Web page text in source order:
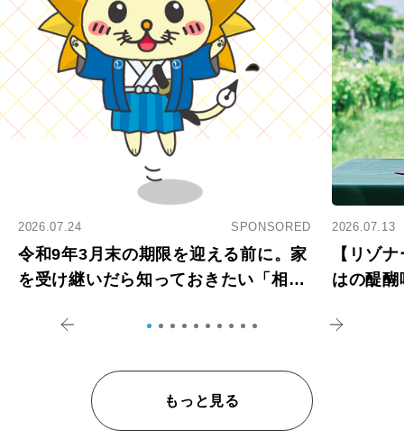
2026.07.24 SPONSORED
令和9年3月末の期限を迎える前に。家
を受け継いだら知っておきたい「相続
2026.07.13
【リゾ
はの醍
もっと見る